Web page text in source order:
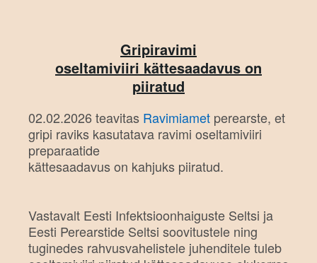
Gripiravimi
oseltamiviiri kättesaadavus on
piiratud
02.02.2026 teavitas Ravimiamet perearste, et
gripi raviks kasutatava ravimi oseltamiviiri
preparaatide
kättesaadavus on kahjuks piiratud.
Vastavalt Eesti Infektsioonhaiguste Seltsi ja
Eesti Perearstide Seltsi soovitustele ning
tuginedes rahvusvahelistele juhenditele tuleb